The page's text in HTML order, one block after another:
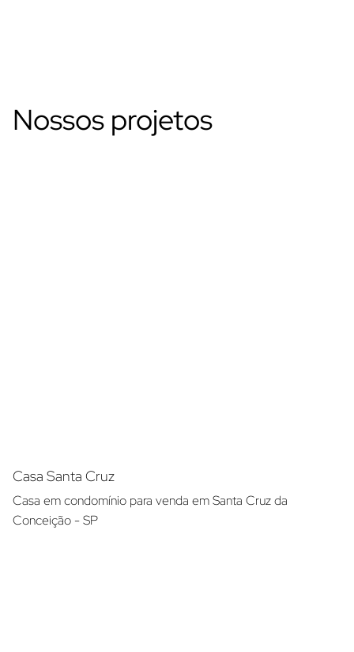
Nossos projetos
Casa Santa Cruz
Casa em condomínio para venda em Santa Cruz da
Conceição - SP